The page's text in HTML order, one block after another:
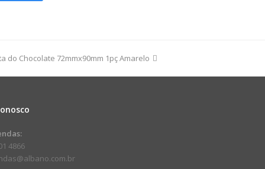
do Chocolate 72mmx90mm 1pç Amarelo
4866